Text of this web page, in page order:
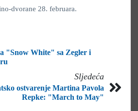
dvorane 28. februara.
"Snow White" sa Zegler i
Sljedeća
ostvarenje Martina Pavola
Repke: "March to May"